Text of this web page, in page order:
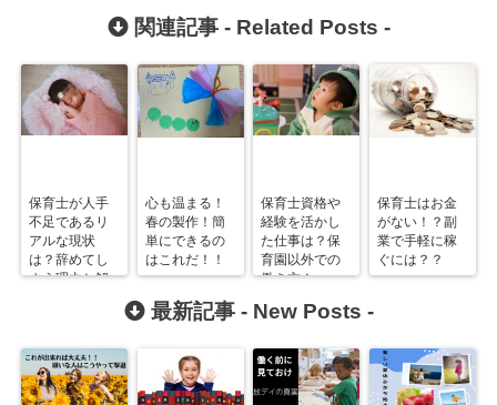
関連記事 - Related Posts -
保育士が人手
不足であるリ
アルな現状
は？辞めてし
まう理由と解
心も温まる！
春の製作！簡
単にできるの
はこれだ！！
保育士資格や
経験を活かし
た仕事は？保
育園以外での
働き方！
保育士はお金
がない！？副
業で手軽に稼
ぐには？？
最新記事 - New Posts -